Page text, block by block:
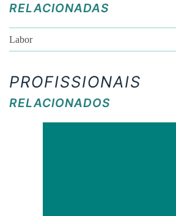
RELACIONADAS
Labor
PROFISSIONAIS
RELACIONADOS